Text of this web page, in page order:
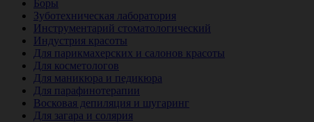
Боры
Зуботехническая лаборатория
Инструментарий стоматологический
Индустрия красоты
Для парикмахерских и салонов красоты
Для косметологов
Для маникюра и педикюра
Для парафинотерапии
Восковая депиляция и шугаринг
Для загара и солярия